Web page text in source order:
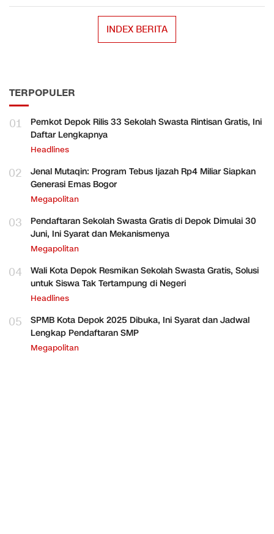
INDEX BERITA
TERPOPULER
01
Pemkot Depok Rilis 33 Sekolah Swasta Rintisan Gratis, Ini
Daftar Lengkapnya
Headlines
02
Jenal Mutaqin: Program Tebus Ijazah Rp4 Miliar Siapkan
Generasi Emas Bogor
Megapolitan
03
Pendaftaran Sekolah Swasta Gratis di Depok Dimulai 30
Juni, Ini Syarat dan Mekanismenya
Megapolitan
04
Wali Kota Depok Resmikan Sekolah Swasta Gratis, Solusi
untuk Siswa Tak Tertampung di Negeri
Headlines
05
SPMB Kota Depok 2025 Dibuka, Ini Syarat dan Jadwal
Lengkap Pendaftaran SMP
Megapolitan